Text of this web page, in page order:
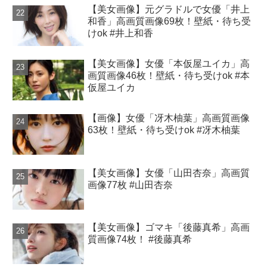
【美女画像】元グラドルで女優「井上
和香」高画質画像69枚！壁紙・待ち受
けok #井上和香
【美女画像】女優「本仮屋ユイカ」高
画質画像46枚！壁紙・待ち受けok #本
仮屋ユイカ
【画像】女優「冴木柚葉」高画質画像
63枚！壁紙・待ち受けok #冴木柚葉
【美女画像】女優「山田杏奈」高画質
画像77枚 #山田杏奈
【美女画像】ゴマキ「後藤真希」高画
質画像74枚！ #後藤真希